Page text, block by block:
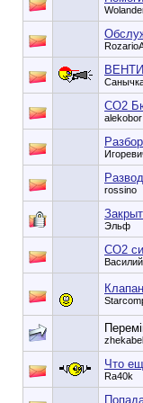
СО2
alekobor
rossino
Эльф
CO2
Что
Ra40k